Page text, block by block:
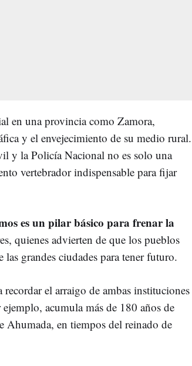
en una provincia como Zamora,
y el envejecimiento de su medio rural.
y la Policía Nacional no es solo una
vertebrador indispensable para fijar
es un pilar básico para frenar la
quienes advierten de que los pueblos
grandes ciudades para tener futuro.
el arraigo de ambas instituciones
acumula más de 180 años de
Ahumada, en tiempos del reinado de